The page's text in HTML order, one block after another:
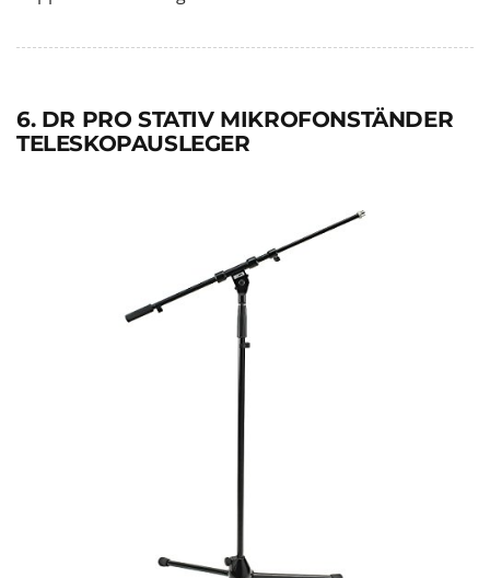
6. DR PRO STATIV MIKROFONSTÄNDER
TELESKOPAUSLEGER